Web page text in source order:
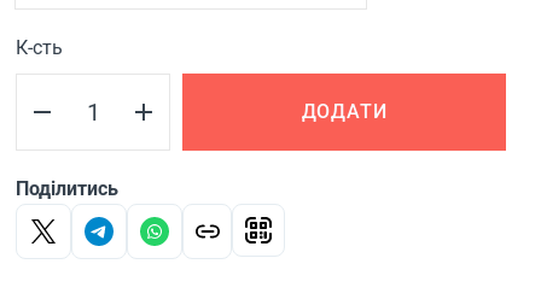
К-сть
ДОДАТИ
Поділитись